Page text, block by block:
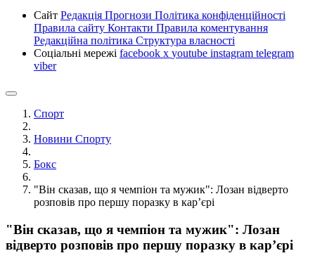
Сайт Редакція Прогнози Політика конфіденційності
Правила сайту Контакти Правила коментування
Редакційна політика Структура власності
Соціальні мережі facebook x youtube instagram telegram
viber
Спорт
Новини Спорту
Бокс
"Він сказав, що я чемпіон та мужик": Лозан відверто
розповів про першу поразку в кар’єрі
"Він сказав, що я чемпіон та мужик": Лозан
відверто розповів про першу поразку в кар’єрі